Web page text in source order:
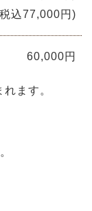
込77,000円)
60,000円
ます。